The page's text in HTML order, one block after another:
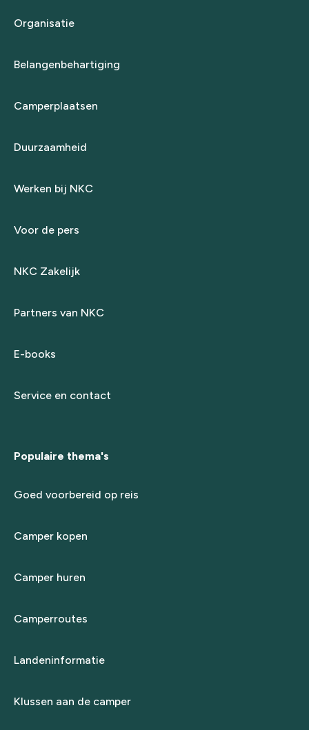
Organisatie
Belangenbehartiging
Camperplaatsen
Duurzaamheid
Werken bij NKC
Voor de pers
NKC Zakelijk
Partners van NKC
E-books
Service en contact
Populaire thema's
Goed voorbereid op reis
Camper kopen
Camper huren
Camperroutes
Landeninformatie
Klussen aan de camper